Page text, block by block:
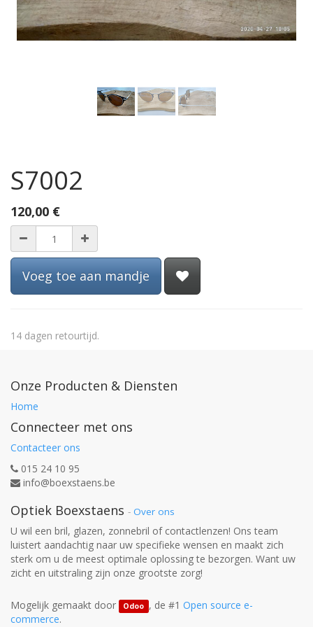
S7002
120,00 €
Voeg toe aan mandje
14 dagen retourtijd.
Onze Producten & Diensten
Home
Connecteer met ons
Contacteer ons
015 24 10 95
info@boexstaens.be
Optiek Boexstaens - Over ons
U wil een bril, glazen, zonnebril of contactlenzen! Ons team
luistert aandachtig naar uw specifieke wensen en maakt zich
sterk om u de meest optimale oplossing te bezorgen. Want uw
zicht en uitstraling zijn onze grootste zorg!
Mogelijk gemaakt door Odoo , de #1 Open source e-
commerce.